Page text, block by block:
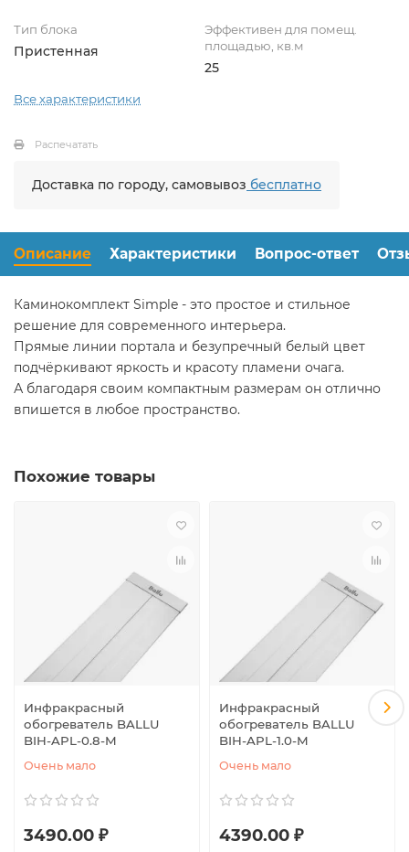
Тип блока
Пристенная
Эффективен для помещ.
площадью, кв.м
25
Все характеристики
Распечатать
Доставка по городу, самовывоз бесплатно
Описание Характеристики Вопрос-ответ
Каминокомплект Simple - это простое и стильное
решение для современного интерьера.
Прямые линии портала и безупречный белый цвет
подчёркивают яркость и красоту пламени очага.
А благодаря своим компактным размерам он отлично
впишется в любое пространство.
Похожие товары
Инфракрасный
обогреватель BALLU
BIH-APL-0.8-M
Очень мало
3490.00 ₽
Инфракрасный
обогреватель BALLU
BIH-APL-1.0-M
Очень мало
4390.00 ₽